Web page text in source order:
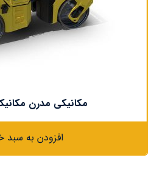
مکانیکی مدرن
افزودن به سبد